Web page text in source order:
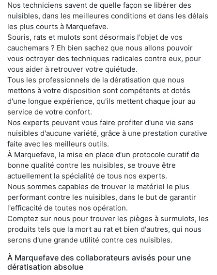
Nos techniciens savent de quelle façon se libérer des
nuisibles, dans les meilleures conditions et dans les délais
les plus courts à Marquefave.
Souris, rats et mulots sont désormais l'objet de vos
cauchemars ? Eh bien sachez que nous allons pouvoir
vous octroyer des techniques radicales contre eux, pour
vous aider à retrouver votre quiétude.
Tous les professionnels de la dératisation que nous
mettons à votre disposition sont compétents et dotés
d'une longue expérience, qu'ils mettent chaque jour au
service de votre confort.
Nos experts peuvent vous faire profiter d'une vie sans
nuisibles d'aucune variété, grâce à une prestation curative
faite avec les meilleurs outils.
À Marquefave, la mise en place d'un protocole curatif de
bonne qualité contre les nuisibles, se trouve être
actuellement la spécialité de tous nos experts.
Nous sommes capables de trouver le matériel le plus
performant contre les nuisibles, dans le but de garantir
l'efficacité de toutes nos opération.
Comptez sur nous pour trouver les pièges à surmulots, les
produits tels que la mort au rat et bien d'autres, qui nous
serons d'une grande utilité contre ces nuisibles.
À Marquefave des collaborateurs avisés pour une
dératisation absolue